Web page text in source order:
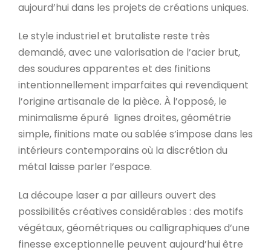
aujourd’hui dans les projets de créations uniques.
Le style industriel et brutaliste reste très
demandé, avec une valorisation de l’acier brut,
des soudures apparentes et des finitions
intentionnellement imparfaites qui revendiquent
l’origine artisanale de la pièce. À l’opposé, le
minimalisme épuré lignes droites, géométrie
simple, finitions mate ou sablée s’impose dans les
intérieurs contemporains où la discrétion du
métal laisse parler l’espace.
La découpe laser a par ailleurs ouvert des
possibilités créatives considérables : des motifs
végétaux, géométriques ou calligraphiques d’une
finesse exceptionnelle peuvent aujourd’hui être